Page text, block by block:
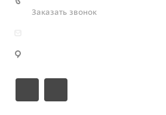
Заказать звонок